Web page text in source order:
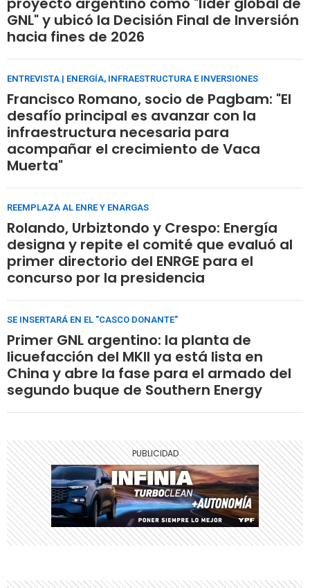
GNL" y ubicó la Decisión Final de Inversión
hacia fines de 2026
ENTREVISTA | ENERGÍA, INFRAESTRUCTURA E INVERSIONES
Francisco Romano, socio de Pagbam: "El
desafío principal es avanzar con la
infraestructura necesaria para
acompañar el crecimiento de Vaca
Muerta"
REEMPLAZA AL ENRE Y ENARGAS
Rolando, Urbiztondo y Crespo: Energía
designa y repite el comité que evaluó al
primer directorio del ENRGE para el
concurso por la presidencia
SE INSERTARÁ EN EL "CASCO DONANTE"
Primer GNL argentino: la planta de
licuefacción del MKII ya está lista en
China y abre la fase para el armado del
segundo buque de Southern Energy